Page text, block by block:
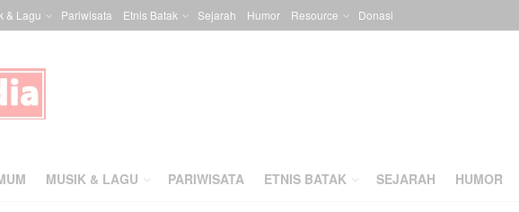
& Lagu Pariwisata Etnis Batak Sejarah Humor Resource Donasi
MUSIK & LAGU PARIWISATA ETNIS BATAK SEJARAH HUMOR